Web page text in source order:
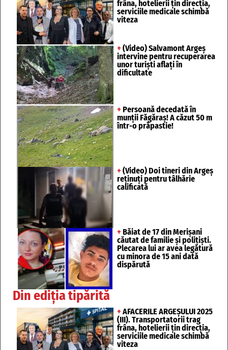
frâna, hotelierii țin direcția,
serviciile medicale schimbă
viteza
+ (Video) Salvamont Argeș
intervine pentru recuperarea
unor turişti aflaţi în
dificultate
+ Persoană decedată în
munții Făgăraș! A căzut 50 m
într-o prăpastie!
+ (Video) Doi tineri din Argeș
reținuți pentru tâlhărie
calificată
+ Băiat de 17 din Merișani
căutat de familie și polițiști.
Plecarea lui ar avea legătură
cu minora de 15 ani dată
dispărută
Din ediția tipărită
+ AFACERILE ARGEȘULUI 2025
(III). Transportatorii trag
frâna, hotelierii țin direcția,
serviciile medicale schimbă
viteza